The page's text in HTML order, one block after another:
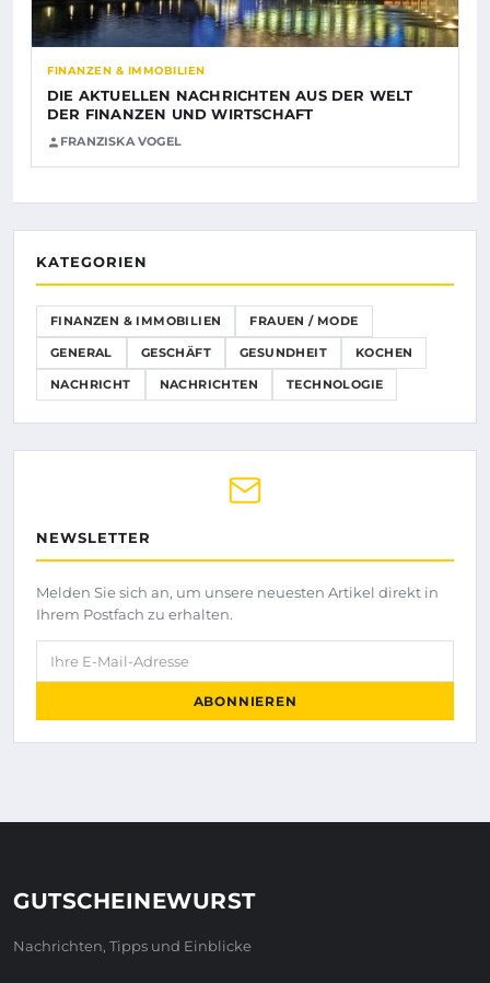
FINANZEN & IMMOBILIEN
DIE AKTUELLEN NACHRICHTEN AUS DER WELT
DER FINANZEN UND WIRTSCHAFT
FRANZISKA VOGEL
KATEGORIEN
FINANZEN & IMMOBILIEN FRAUEN / MODE
GENERAL GESCHÄFT GESUNDHEIT KOCHEN
NACHRICHT NACHRICHTEN TECHNOLOGIE
NEWSLETTER
Melden Sie sich an, um unsere neuesten Artikel direkt in
Ihrem Postfach zu erhalten.
Ihre E-Mail-Adresse
ABONNIEREN
GUTSCHEINEWURST
Nachrichten, Tipps und Einblicke